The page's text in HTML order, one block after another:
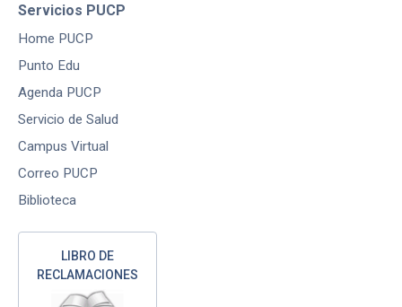
Servicios PUCP
Home PUCP
Punto Edu
Agenda PUCP
Servicio de Salud
Campus Virtual
Correo PUCP
Biblioteca
LIBRO DE
RECLAMACIONES